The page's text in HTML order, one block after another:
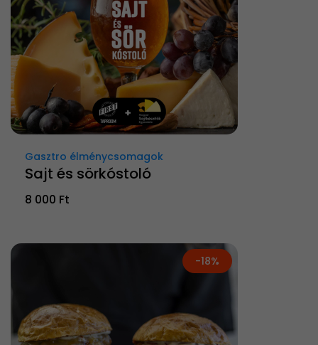
Gasztro élménycsomagok
Sajt és sörkóstoló
8 000 Ft
-18%